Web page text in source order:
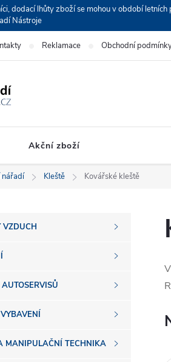
dodací lhůty zboží se mohou v období
Nástroje
Reklamace Obchodní
Akční zboží
nářadí Kleště Kovářské kleště
VZDUCH
MANIPULAČNÍ TECHNIKA